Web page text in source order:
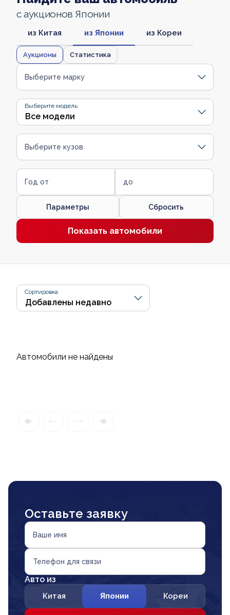
с аукционов Японии
из Китая из Японии из Кореи
Аукционы Статистика
Выберите марку
Выберите модель
Выберите кузов
Год от до
Параметры Сбросить
Показать автомобили
Сортировка
Автомобили не найдены
Оставьте заявку
Ваше имя
Телефон для связи
Авто из
Китая Японии Кореи